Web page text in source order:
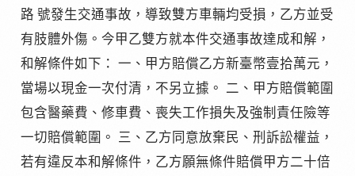
路 號發生交通事故，導致雙方車輛均受損，乙方並受
有肢體外傷。今甲乙雙方就本件交通事故達成和解，
和解條件如下： 一、甲方賠償乙方新臺幣壹拾萬元，
當場以現金一次付清，不另立據。 二、甲方賠償範圍
包含醫藥費、修車費、喪失工作損失及強制責任險等
一切賠償範圍。 三、乙方同意放棄民、刑訴訟權益，
若有違反本和解條件，乙方願無條件賠償甲方二十倍